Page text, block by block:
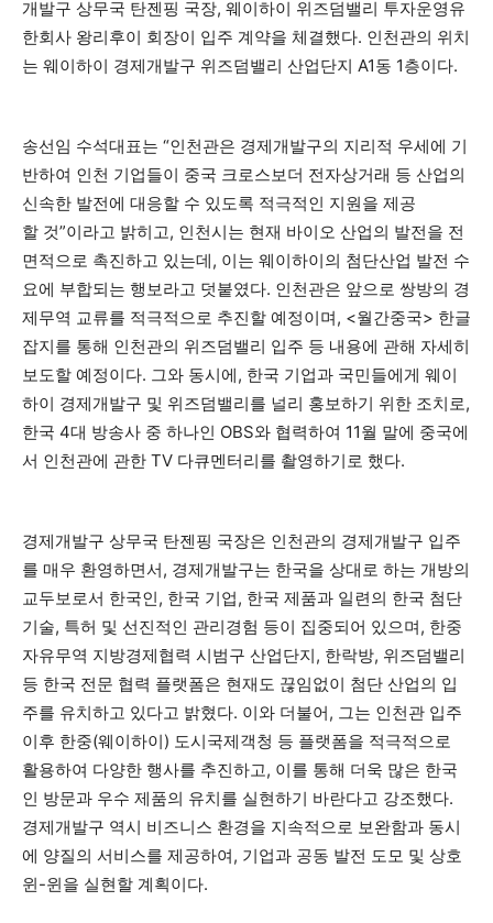
개발구 상무국 탄젠핑 국장, 웨이하이 위즈덤밸리 투자운영유
한회사 왕리후이 회장이 입주 계약을 체결했다. 인천관의 위치
는 웨이하이 경제개발구 위즈덤밸리 산업단지 A1동 1층이다.
송선임 수석대표는 “인천관은 경제개발구의 지리적 우세에 기
반하여 인천 기업들이 중국 크로스보더 전자상거래 등 산업의
신속한 발전에 대응할 수 있도록 적극적인 지원을 제공
할 것”이라고 밝히고, 인천시는 현재 바이오 산업의 발전을 전
면적으로 촉진하고 있는데, 이는 웨이하이의 첨단산업 발전 수
요에 부합되는 행보라고 덧붙였다. 인천관은 앞으로 쌍방의 경
제무역 교류를 적극적으로 추진할 예정이며, <월간중국> 한글
잡지를 통해 인천관의 위즈덤밸리 입주 등 내용에 관해 자세히
보도할 예정이다. 그와 동시에, 한국 기업과 국민들에게 웨이
하이 경제개발구 및 위즈덤밸리를 널리 홍보하기 위한 조치로,
한국 4대 방송사 중 하나인 OBS와 협력하여 11월 말에 중국에
서 인천관에 관한 TV 다큐멘터리를 촬영하기로 했다.
경제개발구 상무국 탄젠핑 국장은 인천관의 경제개발구 입주
를 매우 환영하면서, 경제개발구는 한국을 상대로 하는 개방의
교두보로서 한국인, 한국 기업, 한국 제품과 일련의 한국 첨단
기술, 특허 및 선진적인 관리경험 등이 집중되어 있으며, 한중
자유무역 지방경제협력 시범구 산업단지, 한락방, 위즈덤밸리
등 한국 전문 협력 플랫폼은 현재도 끊임없이 첨단 산업의 입
주를 유치하고 있다고 밝혔다. 이와 더불어, 그는 인천관 입주
이후 한중(웨이하이) 도시국제객청 등 플랫폼을 적극적으로
활용하여 다양한 행사를 추진하고, 이를 통해 더욱 많은 한국
인 방문과 우수 제품의 유치를 실현하기 바란다고 강조했다.
경제개발구 역시 비즈니스 환경을 지속적으로 보완함과 동시
에 양질의 서비스를 제공하여, 기업과 공동 발전 도모 및 상호
윈-윈을 실현할 계획이다.